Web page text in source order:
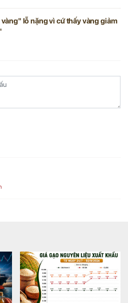
lỗ nặng vì cứ thấy vàng giảm